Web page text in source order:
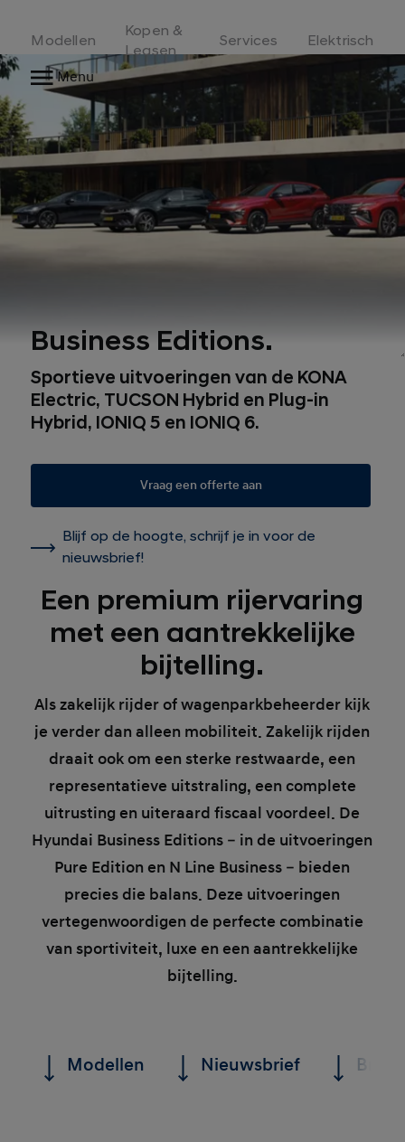
Modellen
Kopen &
Leasen
Services
Elektrisch
Menu
Business Editions.
Sportieve uitvoeringen van de KONA
Electric, TUCSON Hybrid en Plug-in
Hybrid, IONIQ 5 en IONIQ 6.
Vraag een offerte aan
Blijf op de hoogte, schrijf je in voor de
nieuwsbrief!
Een premium rijervaring
met een aantrekkelijke
bijtelling.
Als zakelijk rijder of wagenparkbeheerder kijk
je verder dan alleen mobiliteit. Zakelijk rijden
draait ook om een sterke restwaarde, een
representatieve uitstraling, een complete
uitrusting en uiteraard fiscaal voordeel. De
Hyundai Business Editions – in de uitvoeringen
Pure Edition en N Line Business – bieden
precies die balans. Deze uitvoeringen
vertegenwoordigen de perfecte combinatie
van sportiviteit, luxe en een aantrekkelijke
bijtelling.
Modellen Nieuwsbrief